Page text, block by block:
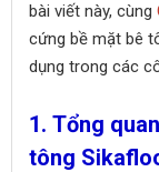
bài viết này, cùng
cứng bề mặt bê
dụng trong các
1. Tổng
tông